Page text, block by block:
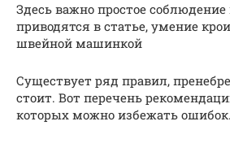
Здесь важно простое
приводятся в статье, умение
швейной машинкой
Существует ряд правил,
стоит. Вот перечень
которых можно избежать ошибок.